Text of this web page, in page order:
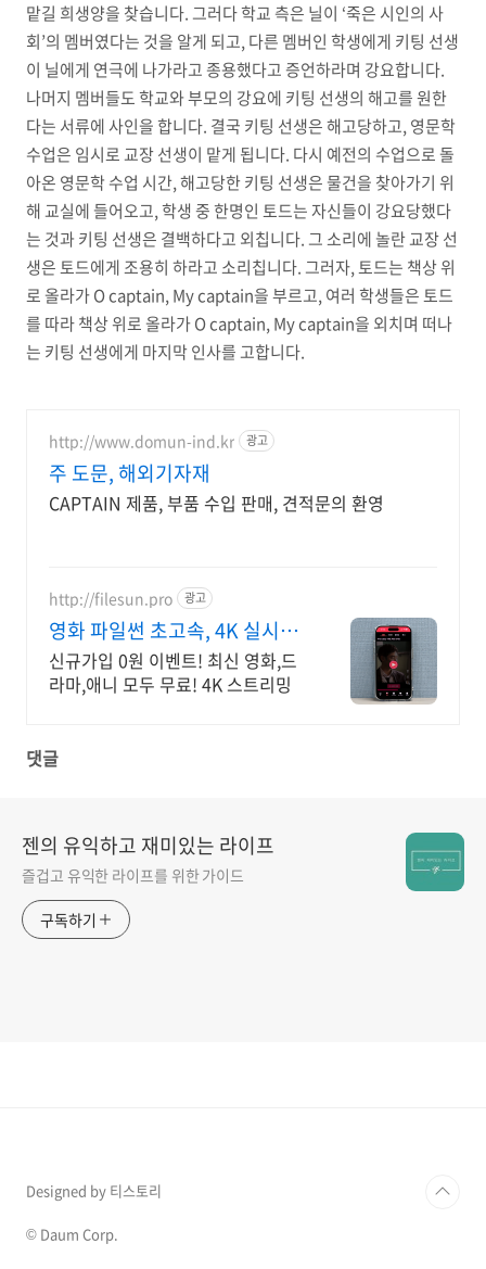
맡길 희생양을 찾습니다. 그러다 학교 측은 닐이 ‘죽은 시인의 사
회’의 멤버였다는 것을 알게 되고, 다른 멤버인 학생에게 키팅 선생
이 닐에게 연극에 나가라고 종용했다고 증언하라며 강요합니다.
나머지 멤버들도 학교와 부모의 강요에 키팅 선생의 해고를 원한
다는 서류에 사인을 합니다. 결국 키팅 선생은 해고당하고, 영문학
수업은 임시로 교장 선생이 맡게 됩니다. 다시 예전의 수업으로 돌
아온 영문학 수업 시간, 해고당한 키팅 선생은 물건을 찾아가기 위
해 교실에 들어오고, 학생 중 한명인 토드는 자신들이 강요당했다
는 것과 키팅 선생은 결백하다고 외칩니다. 그 소리에 놀란 교장 선
생은 토드에게 조용히 하라고 소리칩니다. 그러자, 토드는 책상 위
로 올라가 O captain, My captain을 부르고, 여러 학생들은 토드
를 따라 책상 위로 올라가 O captain, My captain을 외치며 떠나
는 키팅 선생에게 마지막 인사를 고합니다.
http://www.domun-ind.kr 광고
주 도문, 해외기자재
CAPTAIN 제품, 부품 수입 판매, 견적문의 환영
http://filesun.pro 광고
영화 파일썬 초고속, 4K 실시간
보기!
신규가입 0원 이벤트! 최신 영화,드
라마,애니 모두 무료! 4K 스트리밍
댓글
젠의 유익하고 재미있는 라이프
즐겁고 유익한 라이프를 위한 가이드
구독하기
Designed by 티스토리
© Daum Corp.